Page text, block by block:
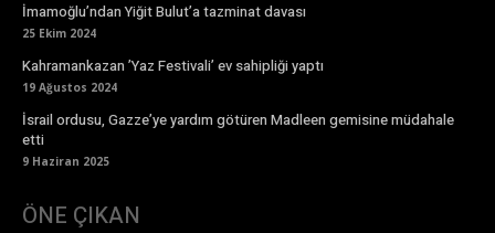
İmamoğlu’ndan Yiğit Bulut’a tazminat davası
25 Ekim 2024
Kahramankazan ’Yaz Festivali’ ev sahipliği yaptı
19 Ağustos 2024
İsrail ordusu, Gazze’ye yardım götüren Madleen gemisine müdahale
etti
9 Haziran 2025
ÖNE ÇIKAN